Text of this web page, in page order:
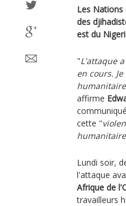
Les
des
est du
"L'attaque
en cours.
affirme
cette "
Lundi soir,
l'attaque
Afrique de
travailleurs